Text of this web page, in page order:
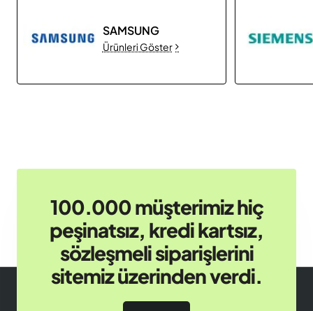
SAMSUNG
Ürünleri Göster
100.000 müşterimiz hiç
peşinatsız, kredi kartsız,
sözleşmeli siparişlerini
sitemiz üzerinden verdi.